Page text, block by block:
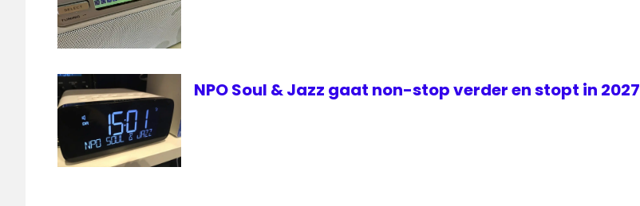
NPO Soul & Jazz gaat non-stop verder en stopt in 2027